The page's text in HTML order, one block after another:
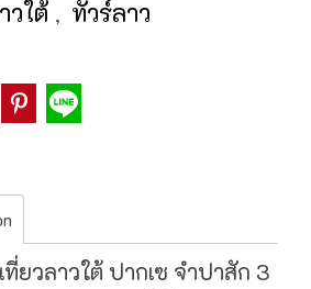
วใต้ , ทัวร์ลาว
เที่ยวลาวใต้ ปากเซ จำปาสัก 3